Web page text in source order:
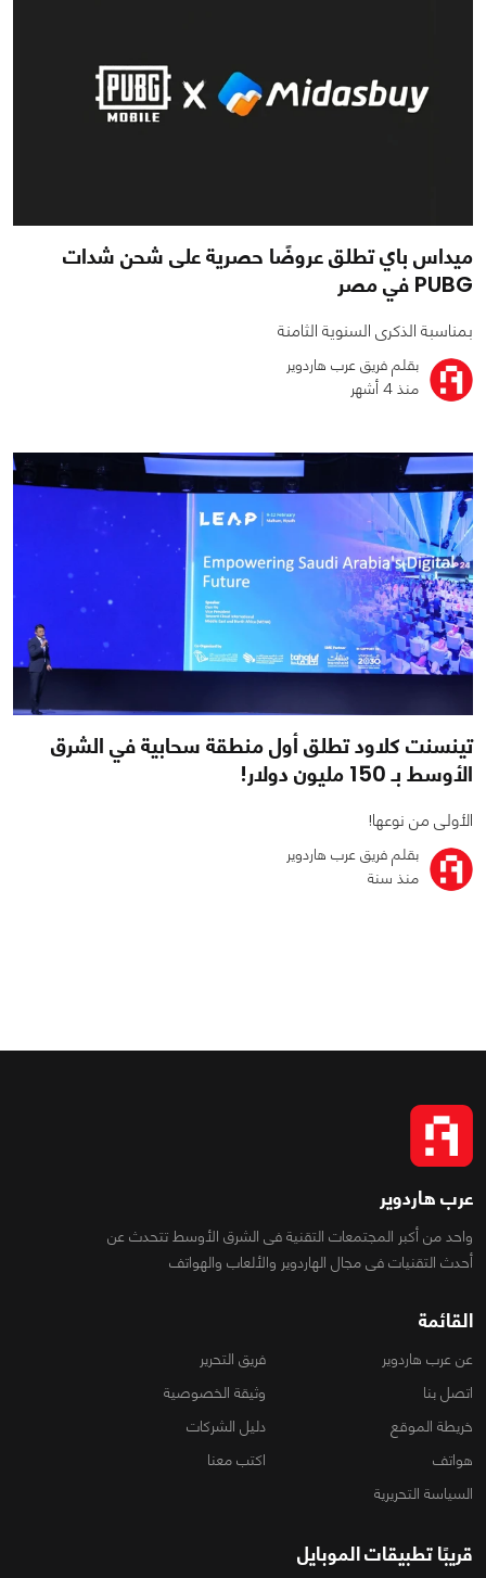
2086
2
ميداس باي تطلق عروضًا حصرية على شحن شدات
PUBG في مصر
بمناسبة الذكرى السنوية الثامنة
بقلم فريق عرب هاردوير
منذ 4 أشهر
تينسنت كلاود تطلق أول منطقة سحابية في الشرق
الأوسط بـ 150 مليون دولار!
الأولى من نوعها!
بقلم فريق عرب هاردوير
منذ سنة
عرب هاردوير
واحد من أكبر المجتمعات التقنية فى الشرق الأوسط تتحدث عن
أحدث التقنيات فى مجال الهاردوير والألعاب والهواتف
القائمة
عن عرب هاردوير
فريق التحرير
اتصل بنا
وثيقة الخصوصية
خريطة الموقع
دليل الشركات
هواتف
اكتب معنا
السياسة التحريرية
قريبًا تطبيقات الموبايل